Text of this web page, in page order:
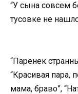
“У сына совсем
тусовке не
“Паренек
“Красивая пара,
мама, браво”,